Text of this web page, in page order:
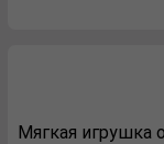
Мягкая игрушка